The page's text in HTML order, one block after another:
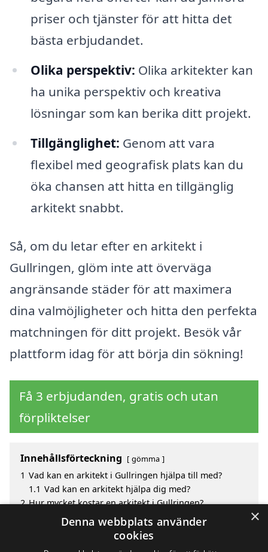
priser och tjänster för att hitta det
bästa erbjudandet.
Olika perspektiv: Olika arkitekter kan
ha unika perspektiv och kreativa
lösningar som kan berika ditt projekt.
Tillgänglighet: Genom att vara
flexibel med geografisk plats kan du
öka chansen att hitta en tillgänglig
arkitekt snabbt.
Så, om du letar efter en arkitekt i
Gullringen, glöm inte att överväga
angränsande städer för att maximera
dina valmöjligheter och hitta den perfekta
matchningen för ditt projekt. Besök vår
plattform idag för att börja din sökning!
Få 3 erbjudanden, gratis och utan
förpliktelser
Innehållsförteckning gömma
1 Vad kan en arkitekt i Gullringen hjälpa till med?
1.1 Vad kan en arkitekt hjälpa dig med?
2 Hur mycket kostar en arkitekt i Gullringen?
Fördelar med att välja arkitekt i Gullringen
Sök efter en skicklig arkitekt i de omgivande städerna
×
Denna webbplats använder
cookies